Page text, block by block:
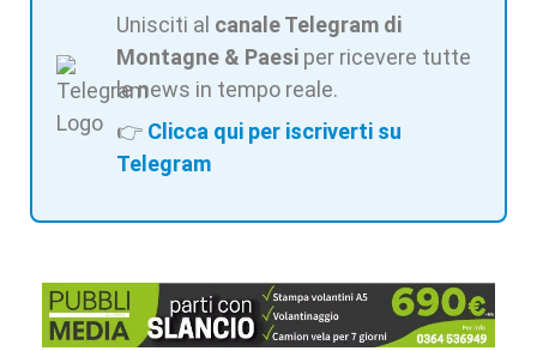
Unisciti al canale Telegram di
Montagne & Paesi per ricevere tutte
le news in tempo reale.
👉 Clicca qui per iscriverti su
Telegram